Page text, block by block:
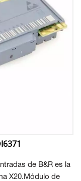
de B&R es la
X20.Módulo de